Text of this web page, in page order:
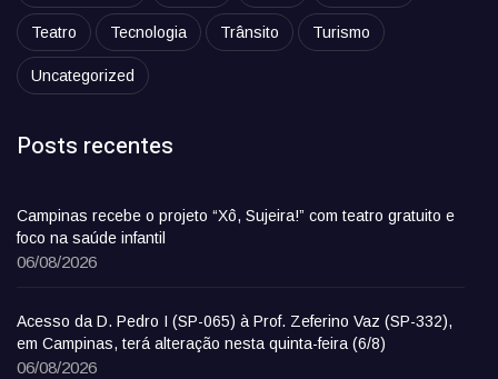
Teatro Tecnologia Trânsito Turismo
Uncategorized
Posts recentes
Campinas recebe o projeto “Xô, Sujeira!” com teatro gratuito e
foco na saúde infantil
06/08/2026
Acesso da D. Pedro I (SP-065) à Prof. Zeferino Vaz (SP-332),
em Campinas, terá alteração nesta quinta-feira (6/8)
06/08/2026